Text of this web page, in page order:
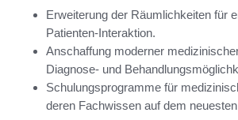
Erweiterung der Räumlichkeiten für
Patienten-Interaktion.
Anschaffung moderner
Diagnose- und
Schulungsprogramme für
deren Fachwissen auf dem